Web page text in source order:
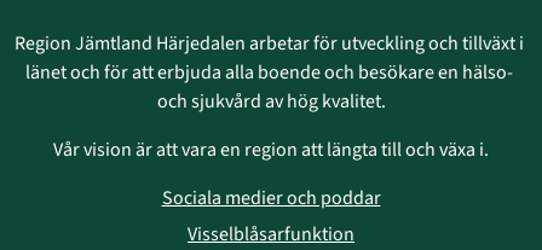
Region Jämtland Härjedalen arbetar för utveckling och tillväxt i
länet och för att erbjuda alla boende och besökare en hälso-
och sjukvård av hög kvalitet.
Vår vision är att vara en region att längta till och växa i.
Sociala medier och poddar
Visselblåsarfunktion